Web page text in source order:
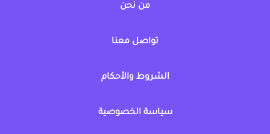
من نحن
تواصل معنا
الشروط والأحكام
سياسة الخصوصية